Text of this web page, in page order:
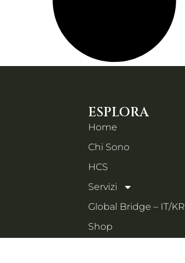
ESPLORA
Home
Chi Sono
HCS
Servizi
Global Bridge – IT/KR
Shop